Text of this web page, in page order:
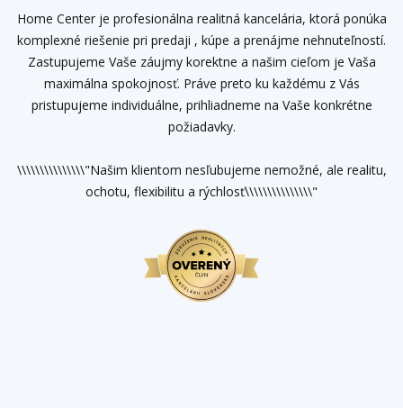
Home Center je profesionálna realitná kancelária, ktorá ponúka
komplexné riešenie pri predaji , kúpe a prenájme nehnuteľností.
Zastupujeme Vaše záujmy korektne a našim cieľom je Vaša
maximálna spokojnosť. Práve preto ku každému z Vás
pristupujeme individuálne, prihliadneme na Vaše konkrétne
požiadavky.
\\\\\\\\\\\\\\\"Našim klientom nesľubujeme nemožné, ale realitu,
ochotu, flexibilitu a rýchlosť\\\\\\\\\\\\\\\"